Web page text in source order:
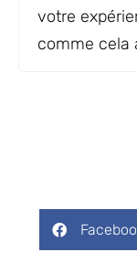
votre
comme cela